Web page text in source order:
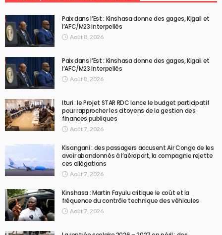
Paix dans l’Est : Kinshasa donne des gages, Kigali et
l’AFC/M23 interpellés
Août 8, 2026
Paix dans l’Est : Kinshasa donne des gages, Kigali et
l’AFC/M23 interpellés
Août 8, 2026
Ituri : le Projet STAR RDC lance le budget participatif
pour rapprocher les citoyens de la gestion des
finances publiques
Août 7, 2026
Kisangani : des passagers accusent Air Congo de les
avoir abandonnés à l’aéroport, la compagnie rejette
ces allégations
Août 7, 2026
Kinshasa : Martin Fayulu critique le coût et la
fréquence du contrôle technique des véhicules
Août 7, 2026